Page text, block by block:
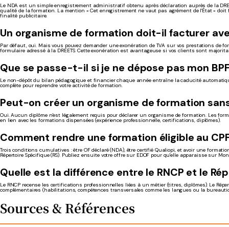
Le NDA est un simple enregistrement administratif obtenu après déclaration auprès de la
qualité de la formation. La mention « Cet enregistrement ne vaut pas agrément de l'État »
finalité publicitaire.
Un organisme de formation doit-il facturer
Par défaut, oui. Mais vous pouvez demander une exonération de TVA sur vos prestations de
formulaire adressé à la DREETS. Cette exonération est avantageuse si vos clients sont
Que se passe-t-il si je ne dépose pas mon
Le non-dépôt du bilan pédagogique et financier chaque année entraîne la caducité
complète pour reprendre votre activité de formation.
Peut-on créer un organisme de formation
Oui. Aucun diplôme n'est légalement requis pour déclarer un organisme de formation. Les
en lien avec les formations dispensées (expérience professionnelle, certifications, diplômes).
Comment rendre une formation éligible au
Trois conditions cumulatives : être OF déclaré (NDA), être certifié Qualiopi, et avoir une
Répertoire Spécifique (RS). Publiez ensuite votre offre sur EDOF pour qu'elle apparaisse sur
Quelle est la différence entre le RNCP et le
Le RNCP recense les certifications professionnelles liées à un métier (titres, diplômes). Le
complémentaires (habilitations, compétences transversales comme les langues ou la
Sources & Références